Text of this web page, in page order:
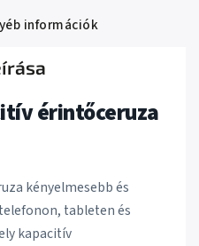
információk
érintőceruza
kényelmesebb és
tableten és
kapacitív